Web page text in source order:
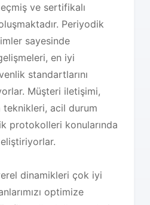
ve sertifikalı
Periyodik
sayesinde
en iyi
standartlarını
Müşteri iletişimi,
teknikleri, acil durum
protokolleri konularında
dinamikleri çok iyi
optimize